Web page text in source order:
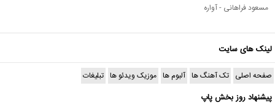
مسعود فراهانی - آواره
لینک های سایت
صفحه اصلی تک آهنگ ها آلبوم ها موزیک ویدئو ها تبلیغات
پیشنهاد روز بخش پاپ